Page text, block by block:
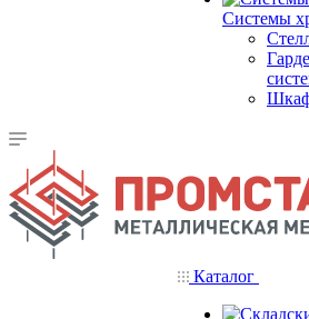
Системы
Каталог